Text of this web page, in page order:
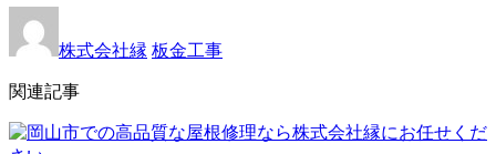
株式会社縁 板金工事
関連記事